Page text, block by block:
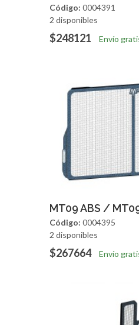
Código: 0004391
2 disponibles
$248121 Envío
Agregar
MT09 ABS /
Código: 0004395
2 disponibles
$267664 Envío